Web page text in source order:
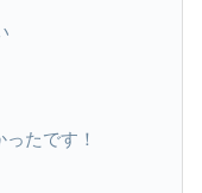
たです！